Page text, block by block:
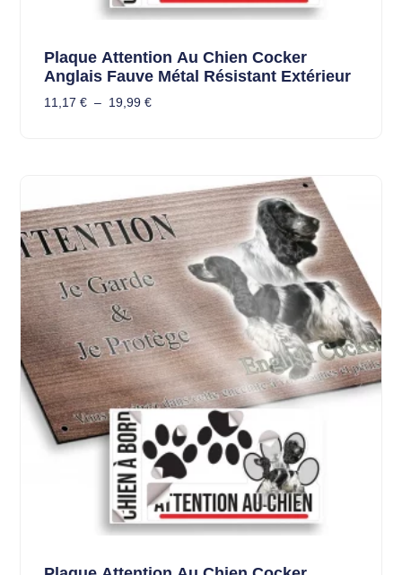
Plaque Attention Au Chien Cocker
Anglais Fauve Métal Résistant Extérieur
11,17 € – 19,99 €